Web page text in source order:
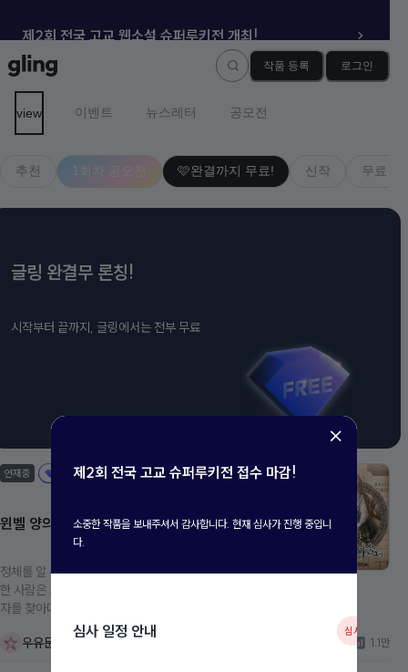
제2회 전국 고교 웹소설 슈퍼루키전 개최!
작품 등록 로그인
view 이벤트 뉴스레터 공모전
추천 1회차 공모전 🩷완결까지 무료! 신작 무료 연
글링 완결무 론칭!
시작부터 끝까지, 글링에서는 전부 무료
연재중 완결무
윈벨 양의 사건 서술
정체를 알 수 없는 괴한에 의해 살해된 아네타 윈벨을 처음 발견
한 사람은 그녀의 연인 오비 파우드였다. 그는 제 연인을 죽인
자를 찾아다니는 복수귀가 되어 오늘도 실마리를 잡기 위해 헤
매기 시작했다. 그런 그 앞에 나타난 것은 수수께끼의 남자, 포
르투나. 그는 스스로를 ‘운명’이라 칭하며 오비에게 운명을 바
우유문 1.1만
제2회 전국 고교 슈퍼루키전 접수 마감!
소중한 작품을 보내주셔서 감사합니다. 현재 심사가 진행 중입니
다.
심사 일정 안내 심사중